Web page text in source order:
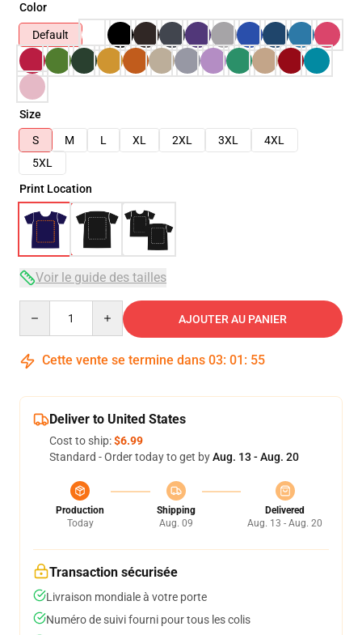
Color
Default
Size
S
M L XL 2XL 3XL
4XL
5XL
Print Location
Voir le guide des tailles
AJOUTER AU PANIER
Cette vente se termine dans 03: 01 : 54
Deliver to United States
Cost to ship:$6.99
Standard - Order today to get byAug. 13 - Aug. 20
Production
Today
Shipping
Aug. 09
Delivered
Aug. 13 - Aug. 20
Transaction sécurisée
Livraison mondiale à votre porte
Numéro de suivi fourni pour tous les colis